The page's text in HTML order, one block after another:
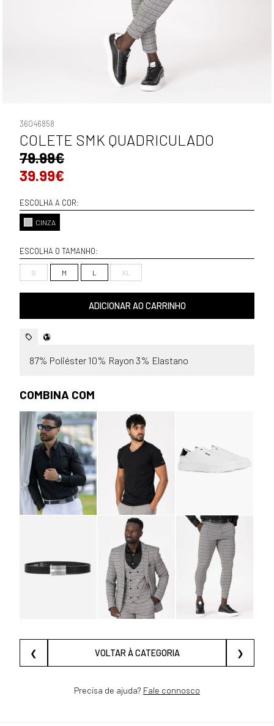
36046858
COLETE SMK QUADRICULADO
79.99€
39.99€
ESCOLHA A COR:
CINZA
ESCOLHA O TAMANHO:
S M L XL
ADICIONAR AO CARRINHO
87% Poliéster 10% Rayon 3% Elastano
COMBINA COM
❮ VOLTAR À CATEGORIA ❯
Precisa de ajuda? Fale connosco